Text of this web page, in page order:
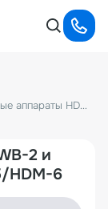
Тестирование вафельницы HWB-2 и пончиковые аппараты HDM-5/HDM-6
2 и
HDM-6